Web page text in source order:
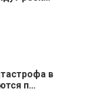
в
п…